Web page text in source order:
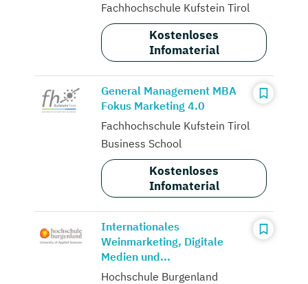
Fachhochschule Kufstein Tirol
Kostenloses
Infomaterial
General Management MBA
Fokus Marketing 4.0
Fachhochschule Kufstein Tirol
Business School
Kostenloses
Infomaterial
Internationales
Weinmarketing, Digitale
Medien und...
Hochschule Burgenland